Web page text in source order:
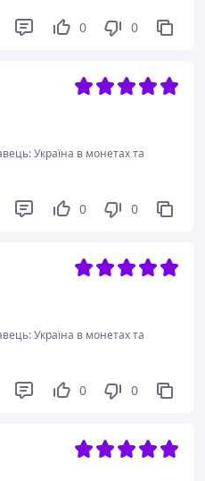
0 0
Україна в монетах та
0 0
Україна в монетах та
0 0